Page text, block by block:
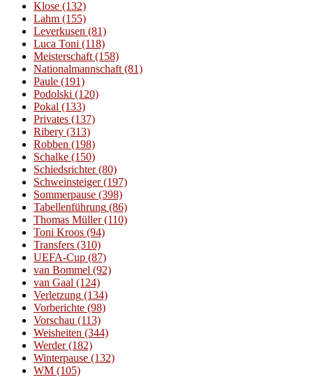
Klose (132)
Lahm (155)
Leverkusen (81)
Luca Toni (118)
Meisterschaft (158)
Nationalmannschaft (81)
Paule (191)
Podolski (120)
Pokal (133)
Privates (137)
Ribery (313)
Robben (198)
Schalke (150)
Schiedsrichter(80)
Schweinsteiger(197)
Sommerpause (398)
Tabellenführung (86)
Thomas Müller(110)
Toni Kroos (94)
Transfers (310)
UEFA-Cup (87)
van Bommel (92)
van Gaal (124)
Verletzung (134)
Vorberichte (98)
Vorschau (113)
Weisheiten (344)
Werder(182)
Winterpause (132)
WM (105)